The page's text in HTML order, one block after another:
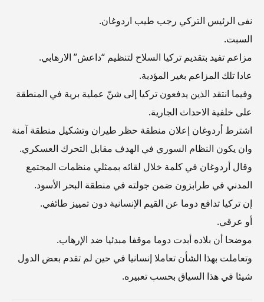
نفى الرئيس التركي رجب طيب اردوغان.
السبت.
مزاعم تفيد بتقديم تركيا السلاح لتنظيم “داعش” الارهابي.
عادا تلك المزاعم بغير المؤدبة.
وفيما انتقد الذين يدفعون تركيا إلى شنّ عملية برية في المنطقة
على خلفية الاحداث الجارية.
اشترط أردوغان إعلان منطقة حظر طيران وتشكيل منطقة آمنة
وان يكون النظام السوري في الهدف مقابل التحرك العسكري.
وقال أردوغان في كلمة خلال لقائه بممثلي منظمات المجتمع
المدني في طرابزون ضمن جولته في منطقة البحر الأسود.
إن تركيا تدافع دوما عن القيم الإنسانية دون تمييز طائفي.
أو عرقي.
موضحا أن بلاده أبدت دوما موقفا مبدئيا ضد الإرهاب.
وتعاملت بهذا الشأن تعاملا إنسانيا في حين لم تقدم بعض الدول
شيئا في هذا السياق بحسب تعبيره.